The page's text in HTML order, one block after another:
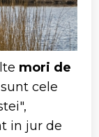
mori de
cele
in jur de